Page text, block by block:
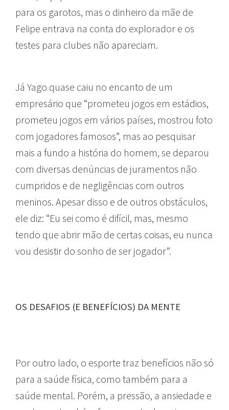
para os garotos, mas o dinheiro da mãe de
Felipe entrava na conta do explorador e os
testes para clubes não apareciam.
Já Yago quase caiu no encanto de um
empresário que “prometeu jogos em estádios,
prometeu jogos em vários países, mostrou foto
com jogadores famosos”, mas ao pesquisar
mais a fundo a história do homem, se deparou
com diversas denúncias de juramentos não
cumpridos e de negligências com outros
meninos. Apesar disso e de outros obstáculos,
ele diz: “Eu sei como é difícil, mas, mesmo
tendo que abrir mão de certas coisas, eu nunca
vou desistir do sonho de ser jogador”.
OS DESAFIOS (E BENEFÍCIOS) DA MENTE
Por outro lado, o esporte traz benefícios não só
para a saúde física, como também para a
saúde mental. Porém, a pressão, a ansiedade e